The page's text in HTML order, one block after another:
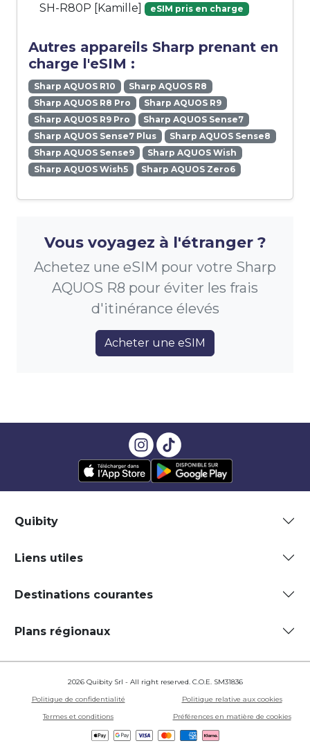
SH-R80P [Kamille] eSIM pris en charge
Autres appareils Sharp prenant en
charge l'eSIM :
Sharp AQUOS R10
Sharp AQUOS R8
Sharp AQUOS R8 Pro
Sharp AQUOS R9
Sharp AQUOS R9 Pro
Sharp AQUOS Sense7
Sharp AQUOS Sense7 Plus
Sharp AQUOS Sense8
Sharp AQUOS Sense9
Sharp AQUOS Wish
Sharp AQUOS Wish5
Sharp AQUOS Zero6
Vous voyagez à l'étranger ?
Achetez une eSIM pour votre Sharp
AQUOS R8 pour éviter les frais
d'itinérance élevés
Acheter une eSIM
Quibity
Liens utiles
Destinations courantes
Plans régionaux
2026 Quibity Srl - All right reserved. C.O.E. SM31836
Politique de confidentialité
Politique relative aux cookies
Termes et conditions
Préférences en matière de cookies